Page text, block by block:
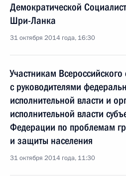
Демократической
Шри-Ланка
31 октября 2014 года, 16:30
Участникам
с руководителями
исполнительной власти и
исполнительной власти
Федерации по проблемам
и защиты населения
31 октября 2014 года, 11:30